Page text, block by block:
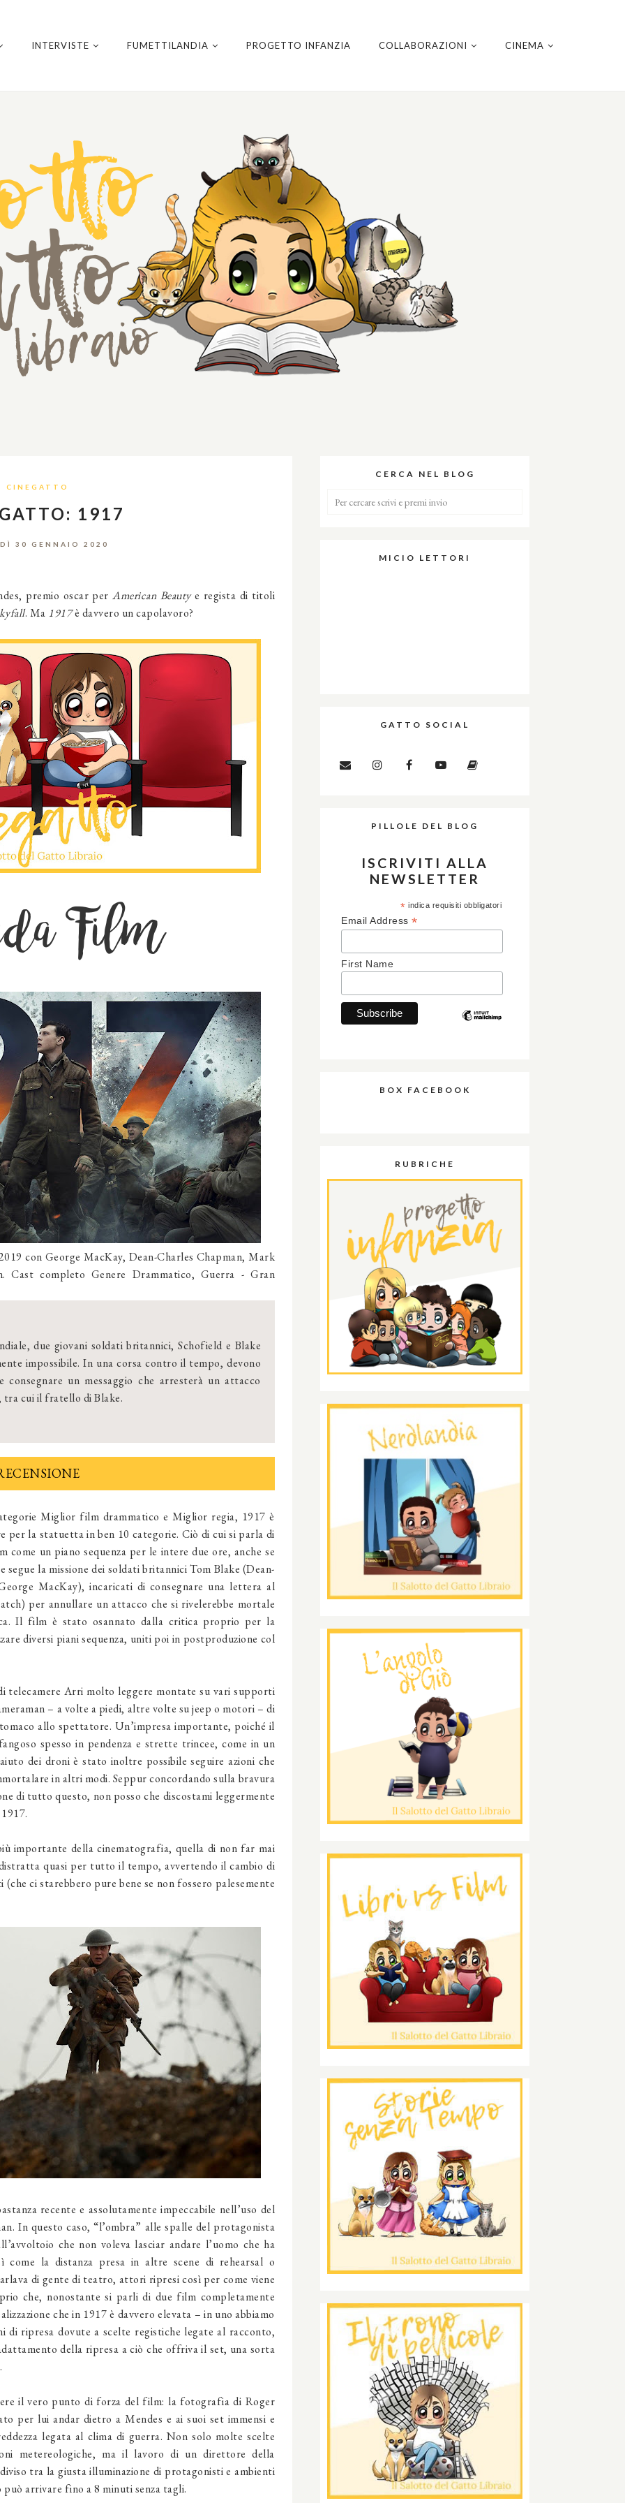
INTERVISTE FUMETTILANDIA PROGETTO INFANZIA COLLABORAZIONI CINEMA
CINEGATTO
1917
30 GENNAIO 2020
premio oscar perAmerican Beautye regista di titoli
. Ma 1917è davvero un capolavoro?
Film
con George MacKay, Dean-Charles Chapman, Mark
Cast completo Genere Drammatico, Guerra - Gran
due giovani soldati britannici, Schofield e Blake
impossibile. In una corsa contro il tempo, devono
un messaggio che arresterà un attacco
cui il fratello di Blake.
Miglior film drammatico e Miglior regia, 1917 è
per la statuetta in ben 10 categorie. Ciò di cui si parla di
un piano sequenza per le intere due ore, anche se
la missione dei soldati britannici Tom Blake (Dean-
MacKay), incaricati di consegnare una lettera al
per annullare un attacco che si rivelerebbe mortale
Il film è stato osannato dalla critica proprio per la
diversi piani sequenza, uniti poi in postproduzione col
telecamere Arri molto leggere montate su vari supporti
– a volte a piedi, altre volte su jeep o motori – di
allo spettatore. Un’impresa importante, poiché il
spesso in pendenza e strette trincee, come in un
dei droni è stato inoltre possibile seguire azioni che
in altri modi. Seppur concordando sulla bravura
di tutto questo, non posso che discostami leggermente
importante della cinematografia, quella di non far mai
quasi per tutto il tempo, avvertendo il cambio di
ci starebbero pure bene se non fossero palesemente
recente e assolutamente impeccabile nell’uso del
In questo caso, “l’ombra” alle spalle del protagonista
che non voleva lasciar andare l’uomo che ha
la distanza presa in altre scene di rehearsal o
di gente di teatro, attori ripresi così per come viene
che, nonostante si parli di due film completamente
che in 1917 è davvero elevata – in uno abbiamo
di ripresa dovute a scelte registiche legate al racconto,
della ripresa a ciò che offriva il set, una sorta
il vero punto di forza del film: la fotografia di Roger
per lui andar dietro a Mendes e ai suoi set immensi e
legata al clima di guerra. Non solo molte scelte
metereologiche, ma il lavoro di un direttore della
tra la giusta illuminazione di protagonisti e ambienti
può arrivare fino a 8 minuti senza tagli.
CERCA NEL BLOG
MICIO LETTORI
GATTO SOCIAL
PILLOLE DEL BLOG
ISCRIVITI ALLA
NEWSLETTER
* indica requisiti obbligatori
Email Address *
First Name
BOX FACEBOOK
RUBRICHE